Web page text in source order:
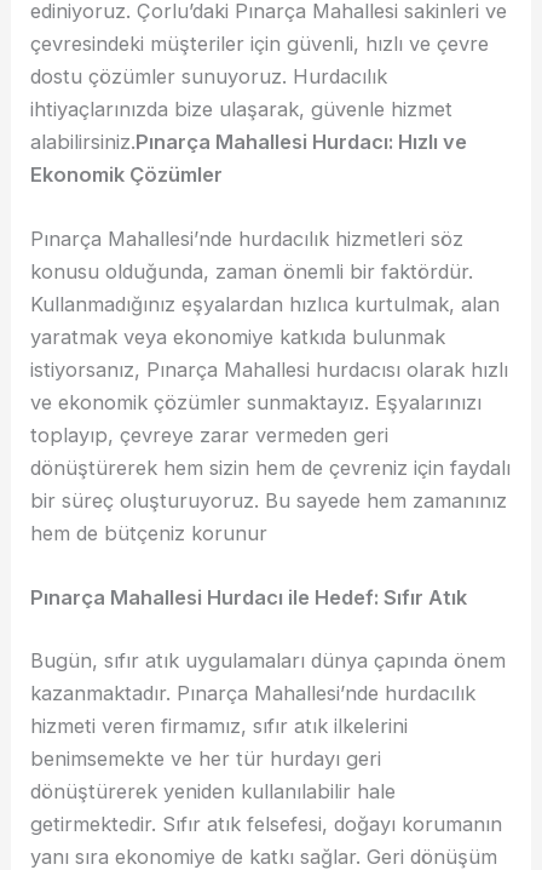
ediniyoruz. Çorlu’daki Pınarça Mahallesi sakinleri ve
çevresindeki müşteriler için güvenli, hızlı ve çevre
dostu çözümler sunuyoruz. Hurdacılık
ihtiyaçlarınızda bize ulaşarak, güvenle hizmet
alabilirsiniz.Pınarça Mahallesi Hurdacı: Hızlı ve
Ekonomik Çözümler
Pınarça Mahallesi’nde hurdacılık hizmetleri söz
konusu olduğunda, zaman önemli bir faktördür.
Kullanmadığınız eşyalardan hızlıca kurtulmak, alan
yaratmak veya ekonomiye katkıda bulunmak
istiyorsanız, Pınarça Mahallesi hurdacısı olarak hızlı
ve ekonomik çözümler sunmaktayız. Eşyalarınızı
toplayıp, çevreye zarar vermeden geri
dönüştürerek hem sizin hem de çevreniz için faydalı
bir süreç oluşturuyoruz. Bu sayede hem zamanınız
hem de bütçeniz korunur
Pınarça Mahallesi Hurdacı ile Hedef: Sıfır Atık
Bugün, sıfır atık uygulamaları dünya çapında önem
kazanmaktadır. Pınarça Mahallesi’nde hurdacılık
hizmeti veren firmamız, sıfır atık ilkelerini
benimsemekte ve her tür hurdayı geri
dönüştürerek yeniden kullanılabilir hale
getirmektedir. Sıfır atık felsefesi, doğayı korumanın
yanı sıra ekonomiye de katkı sağlar. Geri dönüşüm